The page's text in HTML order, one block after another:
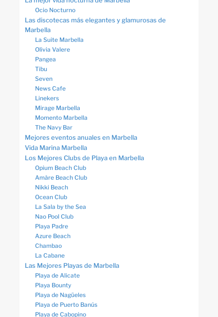
Ocio Nocturno
Las discotecas más elegantes y glamurosas de
Marbella
La Suite Marbella
Olivia Valere
Pangea
Tibu
Seven
News Cafe
Linekers
Mirage Marbella
Momento Marbella
The Navy Bar
Mejores eventos anuales en Marbella
Vida Marina Marbella
Los Mejores Clubs de Playa en Marbella
Opium Beach Club
Amàre Beach Club
Nikki Beach
Ocean Club
La Sala by the Sea
Nao Pool Club
Playa Padre
Azure Beach
Chambao
La Cabane
Las Mejores Playas de Marbella
Playa de Alicate
Playa Bounty
Playa de Nagüeles
Playa de Puerto Banús
Playa de Cabopino